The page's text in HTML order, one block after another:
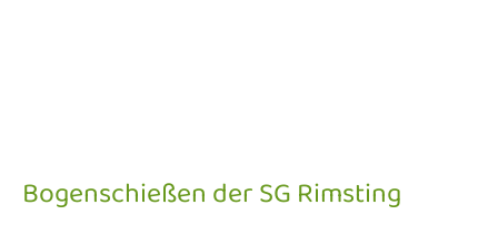
Bogenschießen der SG Rimsting